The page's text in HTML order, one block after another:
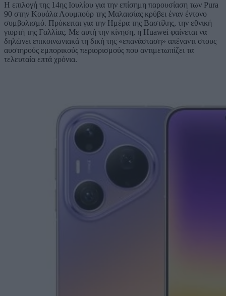
Η επιλογή της 14ης Ιουλίου για την επίσημη παρουσίαση των Pura
90 στην Κουάλα Λουμπούρ της Μαλαισίας κρύβει έναν έντονο
συμβολισμό. Πρόκειται για την Ημέρα της Βαστίλης, την εθνική
γιορτή της Γαλλίας. Με αυτή την κίνηση, η Huawei φαίνεται να
δηλώνει επικοινωνιακά τη δική της «επανάσταση» απέναντι στους
αυστηρούς εμπορικούς περιορισμούς που αντιμετωπίζει τα
τελευταία επτά χρόνια.